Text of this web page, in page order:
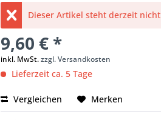
Dieser Artikel steht derzeit
9,60 € *
inkl. MwSt.zzgl. Versandkosten
Lieferzeit ca. 5 Tage
Vergleichen Merken